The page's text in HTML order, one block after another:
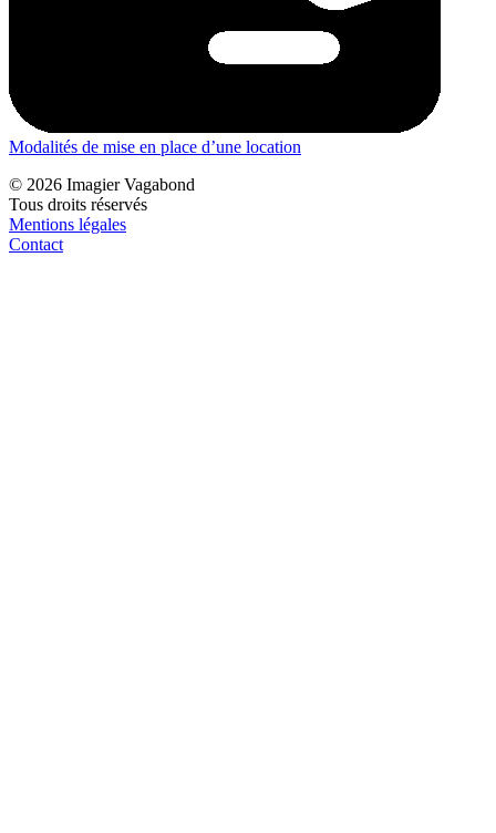
Modalités de mise en place d’une location
© 2026 Imagier Vagabond
Tous droits réservés
Mentions légales
Contact